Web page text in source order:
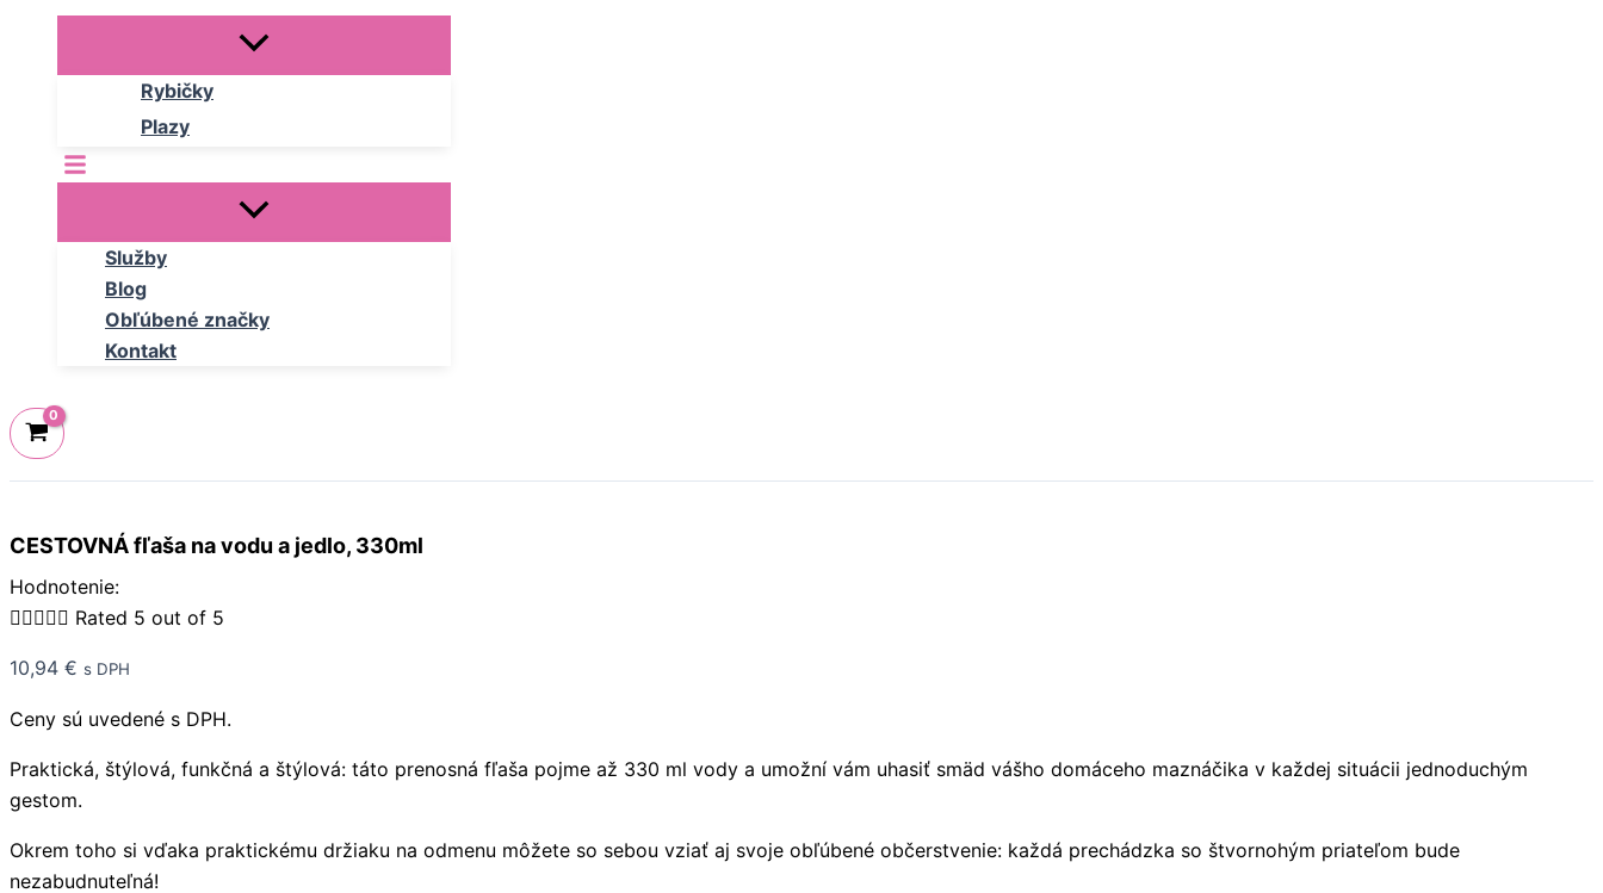
Rybičky
Plazy
Služby
Blog
Obľúbené značky
Kontakt
CESTOVNÁ fľaša na vodu a jedlo, 330ml
Hodnotenie:
 Rated 5 out of 5
10,94 € s DPH
Ceny sú uvedené s DPH.
Praktická, štýlová, funkčná a štýlová: táto prenosná fľaša pojme až 330 ml vody a umožní vám uhasiť smäd vášho domáceho maznáčika v každej situácii jednoduchým
gestom.
Okrem toho si vďaka praktickému držiaku na odmenu môžete so sebou vziať aj svoje obľúbené občerstvenie: každá prechádzka so štvornohým priateľom bude
nezabudnuteľná!